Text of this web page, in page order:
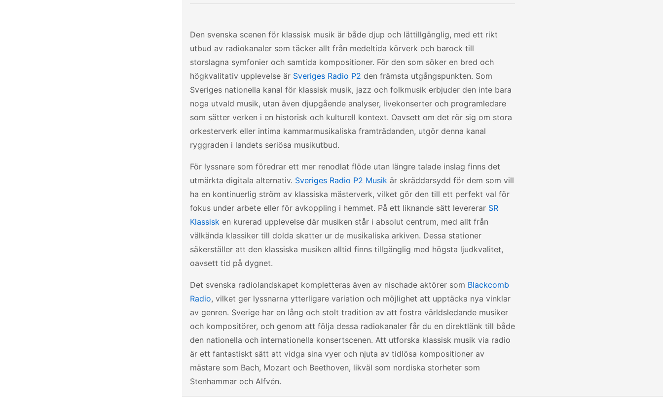
Den svenska scenen för klassisk musik är både djup och lättillgänglig, med ett rikt
utbud av radiokanaler som täcker allt från medeltida körverk och barock till
storslagna symfonier och samtida kompositioner. För den som söker en bred och
högkvalitativ upplevelse är Sveriges Radio P2 den främsta utgångspunkten. Som
Sveriges nationella kanal för klassisk musik, jazz och folkmusik erbjuder den inte bara
noga utvald musik, utan även djupgående analyser, livekonserter och programledare
som sätter verken i en historisk och kulturell kontext. Oavsett om det rör sig om stora
orkesterverk eller intima kammarmusikaliska framträdanden, utgör denna kanal
ryggraden i landets seriösa musikutbud.
För lyssnare som föredrar ett mer renodlat flöde utan längre talade inslag finns det
utmärkta digitala alternativ. Sveriges Radio P2 Musik är skräddarsydd för dem som vill
ha en kontinuerlig ström av klassiska mästerverk, vilket gör den till ett perfekt val för
fokus under arbete eller för avkoppling i hemmet. På ett liknande sätt levererar SR
Klassisk en kurerad upplevelse där musiken står i absolut centrum, med allt från
välkända klassiker till dolda skatter ur de musikaliska arkiven. Dessa stationer
säkerställer att den klassiska musiken alltid finns tillgänglig med högsta ljudkvalitet,
oavsett tid på dygnet.
Det svenska radiolandskapet kompletteras även av nischade aktörer som Blackcomb
Radio, vilket ger lyssnarna ytterligare variation och möjlighet att upptäcka nya vinklar
av genren. Sverige har en lång och stolt tradition av att fostra världsledande musiker
och kompositörer, och genom att följa dessa radiokanaler får du en direktlänk till både
den nationella och internationella konsertscenen. Att utforska klassisk musik via radio
är ett fantastiskt sätt att vidga sina vyer och njuta av tidlösa kompositioner av
mästare som Bach, Mozart och Beethoven, likväl som nordiska storheter som
Stenhammar och Alfvén.